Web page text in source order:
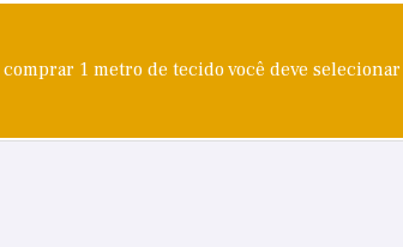
comprar 1 metro de tecido você deve